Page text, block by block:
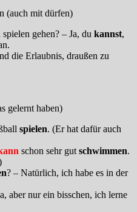
(auch mit dürfen)
gehen? – Ja, du kannst,
die Erlaubnis, draußen zu
gelernt haben)
spielen. (Er hat dafür auch
schon sehr gut schwimmen.
? – Natürlich, ich habe es in der
aber nur ein bisschen, ich lerne